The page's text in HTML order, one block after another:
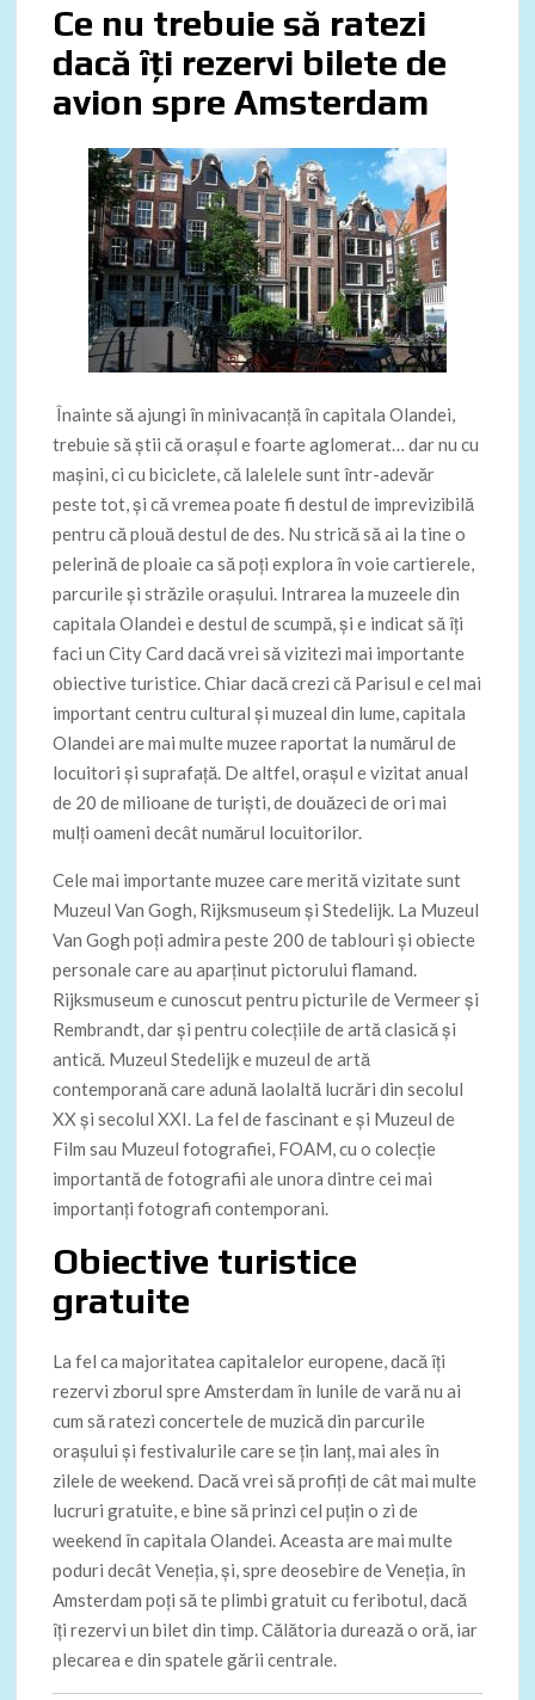
Ce nu trebuie să ratezi
dacă îți rezervi bilete de
avion spre Amsterdam
Înainte să ajungiîn minivacanță în capitala Olandei,
trebuie să știi că orașul e foarte aglomerat… dar nu cu
mașini, ci cu biciclete, că lalelele sunt într-adevăr
peste tot, și că vremea poate fi destul de imprevizibilă
pentru că plouă destul de des. Nu strică să ai la tine o
pelerină de ploaie ca să poți explora în voie cartierele,
parcurile și străzile orașului. Intrarea la muzeele din
capitala Olandei e destul de scumpă, și e indicat să îți
faci un City Card dacă vrei să vizitezi mai importante
obiective turistice. Chiar dacă crezi că Parisul e cel mai
important centru cultural și muzeal din lume, capitala
Olandei are mai multe muzee raportat la numărul de
locuitori și suprafață. De altfel, orașul e vizitat anual
de 20 de milioane de turiști, de douăzeci de ori mai
mulți oameni decât numărul locuitorilor.
Cele mai importante muzee care merită vizitate sunt
Muzeul Van Gogh, Rijksmuseum și Stedelijk. La Muzeul
Van Gogh poți admira peste 200 de tablouri și obiecte
personale care au aparținut pictorului flamand.
Rijksmuseum e cunoscut pentru picturile de Vermeer și
Rembrandt, dar și pentru colecțiile de artă clasică și
antică. Muzeul Stedelijk e muzeul de artă
contemporană care adună laolaltă lucrări din secolul
XX și secolul XXI. La fel de fascinant e și Muzeul de
Film sau Muzeul fotografiei, FOAM, cu o colecție
importantă de fotografii ale unora dintre cei mai
importanți fotografi contemporani.
Obiective turistice
gratuite
La fel ca majoritatea capitalelor europene, dacă îți
rezervi zborul spre Amsterdam în lunile de vară nu ai
cum să ratezi concertele de muzică din parcurile
orașului și festivalurile care se țin lanț, mai ales în
zilele de weekend. Dacă vrei să profiți de cât mai multe
lucruri gratuite, e bine să prinzi cel puțin o zi de
weekend în capitala Olandei. Aceasta are mai multe
poduri decât Veneția, și, spre deosebire de Veneția, în
Amsterdam poți să te plimbi gratuit cu feribotul, dacă
îți rezervi un bilet din timp. Călătoria durează o oră, iar
plecarea e din spatele gării centrale.